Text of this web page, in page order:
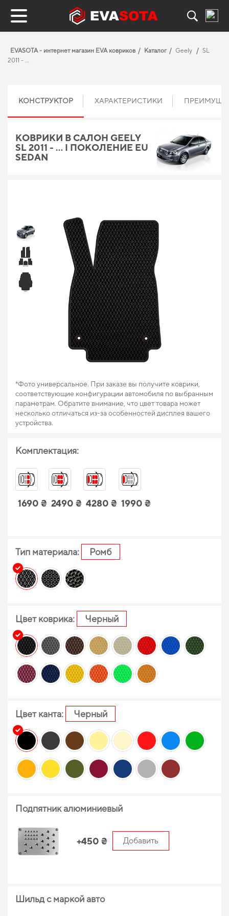
EVASOTA - интернет магазин EVA ковриков Каталог Geely
SL
2011 - …
КОНСТРУКТОР ХАРАКТЕРИСТИКИ
КОВРИКИ В САЛОН GEELY
SL 2011 - … I ПОКОЛЕНИЕ EU
SEDAN
*Фото универсальное. При заказе вы получите коврики,
соответствующие конфигурации автомобиля по выбранным
параметрам. Обратите внимание, что цвет товара может
несколько отличаться из-за особенностей дисплея вашего
устройства.
Комплектация:
1690 ₴ 2490 ₴ 4280 ₴ 1990 ₴
Тип материала: Ромб
Цвет коврика: Черный
Цвет канта: Черный
Подпятник алюминиевый
+450 ₴ Добавить
Шильд с маркой авто